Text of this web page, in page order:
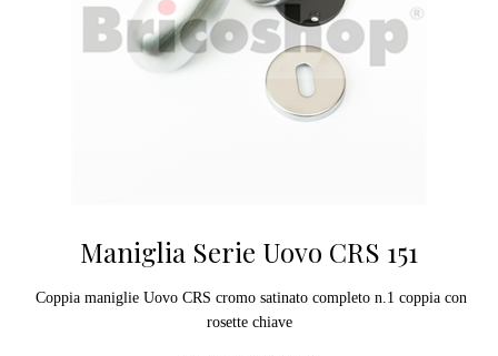
Maniglia Serie Uovo CRS 151
Coppia maniglie Uovo CRS cromo satinato completo n.1 coppia con
rosette chiave